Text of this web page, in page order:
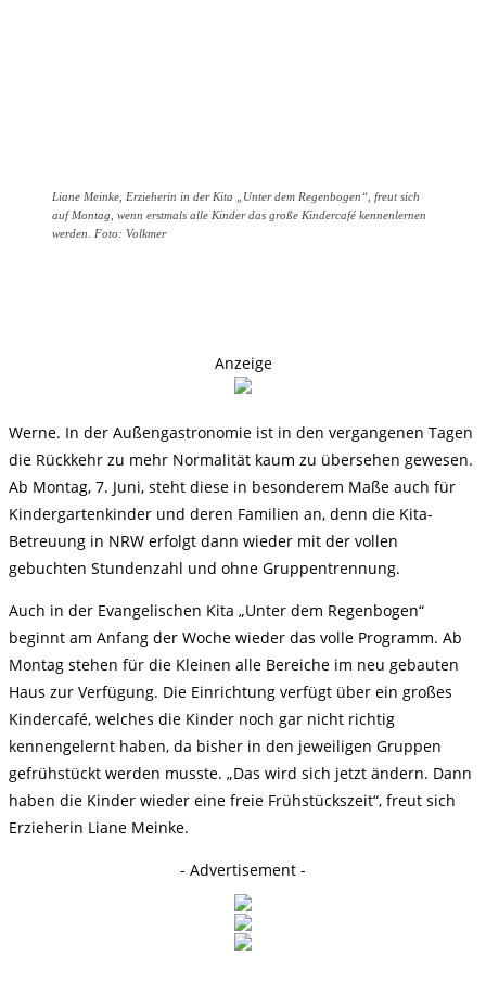
Liane Meinke, Erzieherin in der Kita „Unter dem Regenbogen“, freut sich
auf Montag, wenn erstmals alle Kinder das große Kindercafé kennenlernen
werden. Foto: Volkmer
Anzeige
Werne. In der Außengastronomie ist in den vergangenen Tagen
die Rückkehr zu mehr Normalität kaum zu übersehen gewesen.
Ab Montag, 7. Juni, steht diese in besonderem Maße auch für
Kindergartenkinder und deren Familien an, denn die Kita-
Betreuung in NRW erfolgt dann wieder mit der vollen
gebuchten Stundenzahl und ohne Gruppentrennung.
Auch in der Evangelischen Kita „Unter dem Regenbogen“
beginnt am Anfang der Woche wieder das volle Programm. Ab
Montag stehen für die Kleinen alle Bereiche im neu gebauten
Haus zur Verfügung. Die Einrichtung verfügt über ein großes
Kindercafé, welches die Kinder noch gar nicht richtig
kennengelernt haben, da bisher in den jeweiligen Gruppen
gefrühstückt werden musste. „Das wird sich jetzt ändern. Dann
haben die Kinder wieder eine freie Frühstückszeit“, freut sich
Erzieherin Liane Meinke.
- Advertisement -